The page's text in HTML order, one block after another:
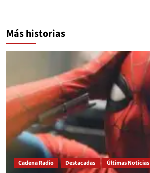
Más historias
Cadena Radio Destacadas Últimas Noticias